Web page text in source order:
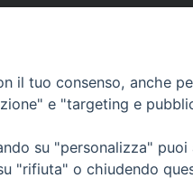
sociali
il tuo consenso, anche
e "targeting e
su "personalizza"
"rifiuta" o chiudendo